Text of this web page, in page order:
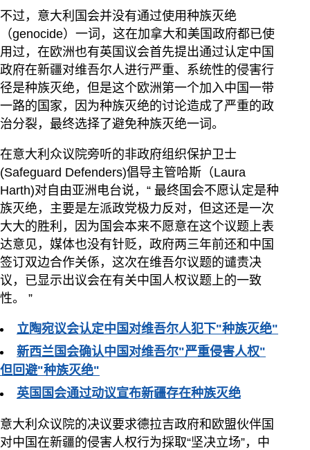
不过，意大利国会并没有通过使用种族灭绝
（genocide）一词，这在加拿大和美国政府都已使
用过，在欧洲也有英国议会首先提出通过认定中国
政府在新疆对维吾尔人进行严重、系统性的侵害行
径是种族灭绝，但是这个欧洲第一个加入中国一带
一路的国家，因为种族灭绝的讨论造成了严重的政
治分裂，最终选择了避免种族灭绝一词。
在意大利众议院旁听的非政府组织保护卫士
(Safeguard Defenders)倡导主管哈斯（Laura
Harth)对自由亚洲电台说，“ 最终国会不愿认定是种
族灭绝，主要是左派政党极力反对，但这还是一次
大大的胜利，因为国会本来不愿意在这个议题上表
达意见，媒体也没有针贬，政府两三年前还和中国
签订双边合作关係，这次在维吾尔议题的谴责决
议，已显示出议会在有关中国人权议题上的一致
性。 ”
立陶宛议会认定中国对维吾尔人犯下"种族灭绝"
新西兰国会确认中国对维吾尔"严重侵害人权"
但回避"种族灭绝"
英国国会通过动议宣布新疆存在种族灭绝
意大利众议院的决议要求德拉吉政府和欧盟伙伴国
对中国在新疆的侵害人权行为採取“坚决立场”，中